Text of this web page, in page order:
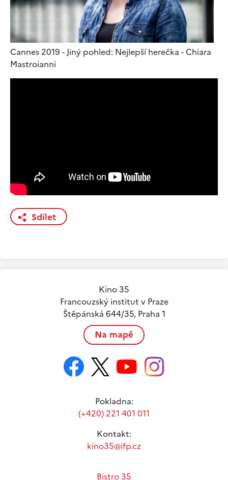
Cannes 2019 - Jiný pohled: Nejlepší herečka - Chiara
Mastroianni
Sdílet
Kino 35
Francouzský institut v Praze
Štěpánská 644/35, Praha 1
Na mapě
Pokladna:
(+420) 221 401 011
Kontakt:
kino35@ifp.cz
Bistro 35